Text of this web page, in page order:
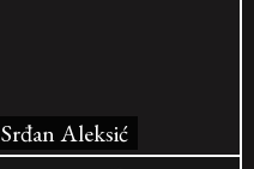
Srđan Aleksić